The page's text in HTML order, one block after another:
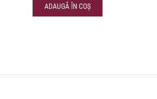
ADAUGĂ ÎN COȘ